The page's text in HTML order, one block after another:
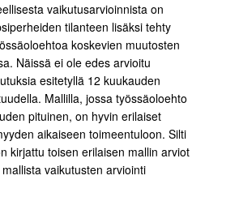
vaikutusarvioinnista on
tilanteen lisäksi tehty
koskevien muutosten
Näissä ei ole edes arvioitu
esitetyllä 12 kuukauden
Mallilla, jossa työssäoloehto
pituinen, on hyvin erilaiset
aikaiseen toimeentuloon. Silti
kirjattu toisen erilaisen mallin arviot
vaikutusten arviointi